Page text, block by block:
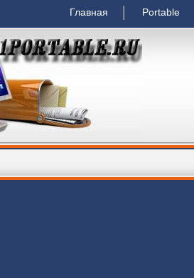
Главная Portable